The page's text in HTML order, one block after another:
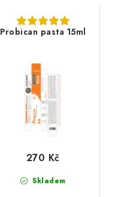
Probican pasta 15ml
Skladem
270 Kč